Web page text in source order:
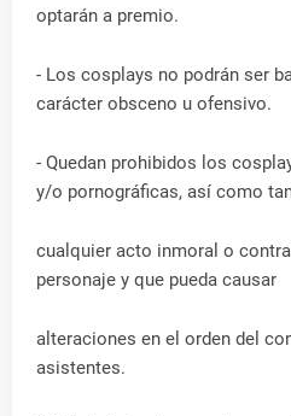
optarán a premio.
- Los cosplays no podrán ser
carácter obsceno u ofensivo.
- Quedan prohibidos los
y/o pornográficas, así como
cualquier acto inmoral o
personaje y que pueda causar
alteraciones en el orden del
asistentes.